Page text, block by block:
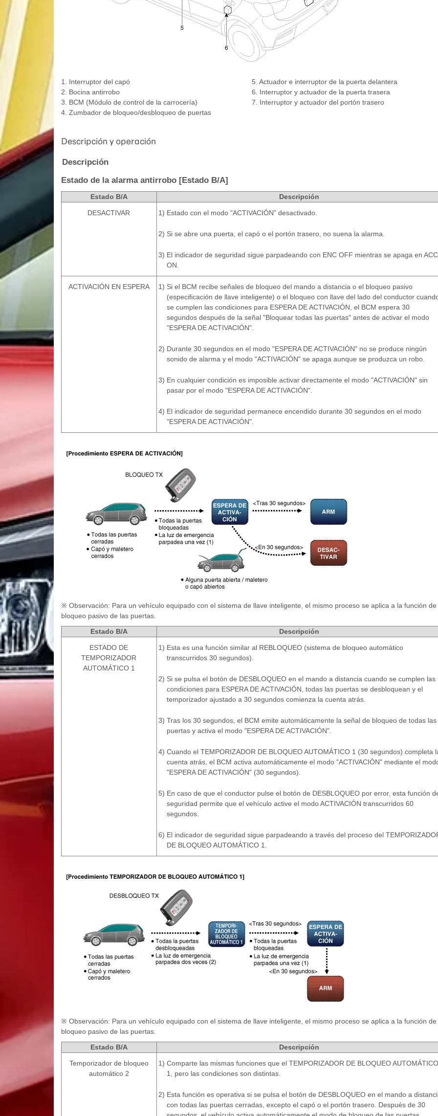
1. Interruptor del capó
2. Bocina antirrobo
3. BCM (Módulo de control de la carrocería)
4. Zumbador de bloqueo/desbloqueo de puertas
5. Actuador e interruptor de la puerta delantera
6. Interruptor y actuador de la puerta trasera
7. Interruptor y actuador del portón trasero
Descripción y operación
Descripción
Estado de la alarma antirrobo [Estado B/A]
Estado B/A Descripción
DESACTIVAR 1) Estado con el modo "ACTIVACIÓN" desactivado.
2) Si se abre una puerta, el capó o el portón trasero, no suena la alarma.
3) El indicador de seguridad sigue parpadeando con ENC OFF mientras se apaga en ACC
ON.
ACTIVACIÓN EN ESPERA 1) Si el BCM recibe señales de bloqueo del mando a distancia o el bloqueo pasivo
(especificación de llave inteligente) o el bloqueo con llave del lado del conductor
se cumplen las condiciones para ESPERA DE ACTIVACIÓN, el BCM espera 30
segundos después de la señal "Bloquear todas las puertas" antes de activar el modo
"ESPERA DE ACTIVACIÓN".
2) Durante 30 segundos en el modo "ESPERA DE ACTIVACIÓN" no se produce ningún
sonido de alarma y el modo "ACTIVACIÓN" se apaga aunque se produzca un robo.
3) En cualquier condición es imposible activar directamente el modo "ACTIVACIÓN" sin
pasar por el modo "ESPERA DE ACTIVACIÓN".
4) El indicador de seguridad permanece encendido durante 30 segundos en el modo
"ESPERA DE ACTIVACIÓN".
※ Observación: Para un vehículo equipado con el sistema de llave inteligente, el mismo proceso se aplica a la función de
bloqueo pasivo de las puertas.
Estado B/A
Descripción
ESTADO DE
TEMPORIZADOR
AUTOMÁTICO 1
1) Esta es una función similar al REBLOQUEO (sistema de bloqueo automático
transcurridos 30 segundos).
2) Si se pulsa el botón de DESBLOQUEO en el mando a distancia cuando se cumplen las
condiciones para ESPERA DE ACTIVACIÓN, todas las puertas se desbloquean y el
temporizador ajustado a 30 segundos comienza la cuenta atrás.
3) Tras los 30 segundos, el BCM emite automáticamente la señal de bloqueo de todas las
puertas y activa el modo "ESPERA DE ACTIVACIÓN".
4) Cuando el TEMPORIZADOR DE BLOQUEO AUTOMÁTICO 1 (30 segundos) completa
cuenta atrás, el BCM activa automáticamente el modo "ACTIVACIÓN" mediante el
"ESPERA DE ACTIVACIÓN" (30 segundos).
5) En caso de que el conductor pulse el botón de DESBLOQUEO por error, esta función
seguridad permite que el vehículo active el modo ACTIVACIÓN transcurridos 60
segundos.
6) El indicador de seguridad sigue parpadeando a través del proceso del
DE BLOQUEO AUTOMÁTICO 1.
※ Observación: Para un vehículo equipado con el sistema de llave inteligente, el mismo proceso se aplica a la función de
bloqueo pasivo de las puertas.
Estado B/A
Descripción
Temporizador de bloqueo
automático 2
1) Comparte las mismas funciones que el TEMPORIZADOR DE BLOQUEO AUTOMÁTICO
1, pero las condiciones son distintas.
2) Esta función es operativa si se pulsa el botón de DESBLOQUEO en el mando a
con todas las puertas cerradas, excepto el capó o el portón trasero. Después de 30